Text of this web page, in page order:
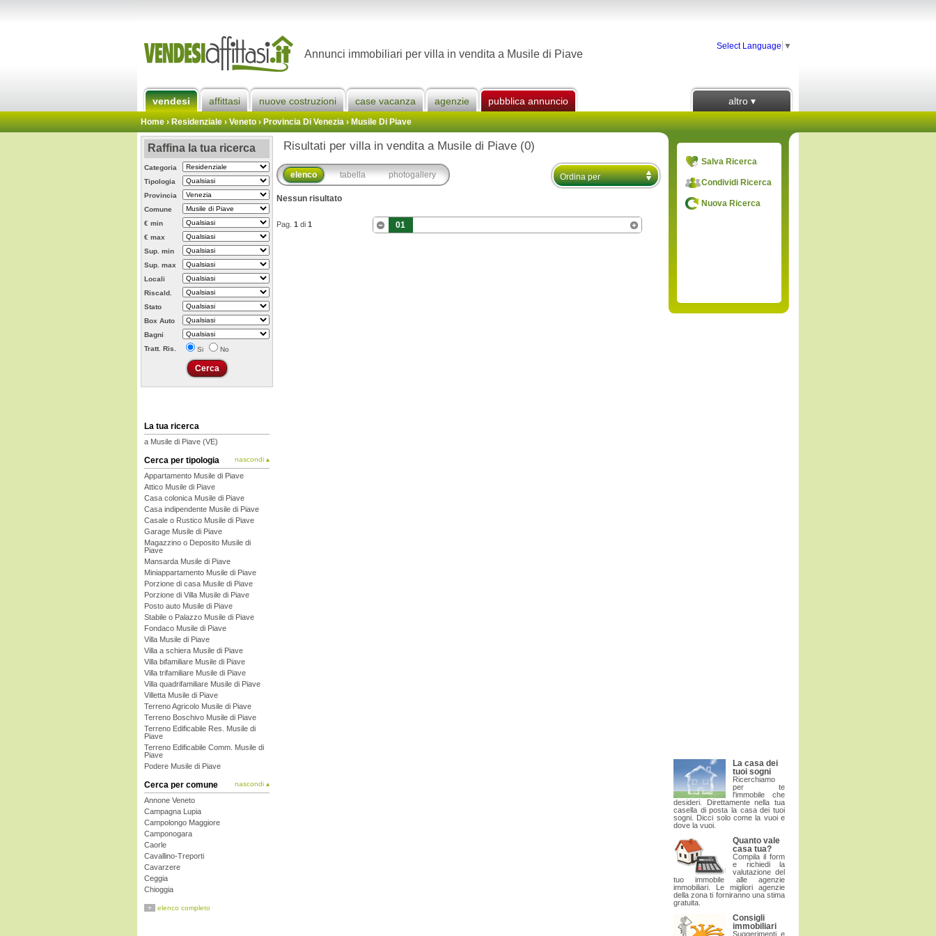
Annunci immobiliari per villa in vendita a Musile di Piave
vendesi affittasi nuove costruzioni case vacanza agenzie pubblica annuncio altro ▾
Select Language ▼
Home› Residenziale › Veneto ›Provincia Di Venezia›Musile Di Piave
Raffina la tua ricerca
Categoria
Tipologia
Provincia
Comune
€ min
€ max
Sup. min
Sup. max
Locali
Riscald.
Stato
Box Auto
Bagni
Tratt. Ris.
Si No
La tua ricerca
a Musile di Piave (VE)
Cerca per tipologia nascondi ▴
Appartamento Musile di Piave
Attico Musile di Piave
Casa colonica Musile di Piave
Casa indipendente Musile di Piave
Casale o Rustico Musile di Piave
Garage Musile di Piave
Magazzino o Deposito Musile di
Piave
Mansarda Musile di Piave
Miniappartamento Musile di Piave
Porzione di casa Musile di Piave
Porzione di Villa Musile di Piave
Posto auto Musile di Piave
Stabile o Palazzo Musile di Piave
Fondaco Musile di Piave
Villa Musile di Piave
Villa a schiera Musile di Piave
Villa bifamiliare Musile di Piave
Villa trifamiliare Musile di Piave
Villa quadrifamiliare Musile di Piave
Villetta Musile di Piave
Terreno Agricolo Musile di Piave
Terreno Boschivo Musile di Piave
Terreno Edificabile Res. Musile di
Piave
Terreno Edificabile Comm. Musile di
Piave
Podere Musile di Piave
Cerca per comune nascondi ▴
Annone Veneto
Campagna Lupia
Campolongo Maggiore
Camponogara
Caorle
Cavallino-Treporti
Cavarzere
Ceggia
Chioggia
Cona
+ elenco completo
Risultati per villa in vendita a Musile di Piave (0)
elenco tabella photogallery
Nessun risultato
Pag. 1 di 1 01
Salva Ricerca
Condividi Ricerca
Nuova Ricerca
La casa dei
tuoi sogni
Ricerchiamo
per te
l'immobile che
desideri. Direttamente nella tua
casella di posta la casa dei tuoi
sogni. Dicci solo come la vuoi e
dove la vuoi.
Quanto vale
casa tua?
Compila il form
e richiedi la
valutazione del
tuo immobile alle agenzie
immobiliari. Le migliori agenzie
della zona ti forniranno una stima
gratuita.
Consigli
immobiliari
Suggerimenti e